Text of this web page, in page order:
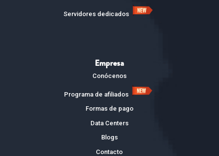
Servidores dedicados
Empresa
Conócenos
Programa de afiliados
Formas de pago
Data Centers
Blogs
Contacto